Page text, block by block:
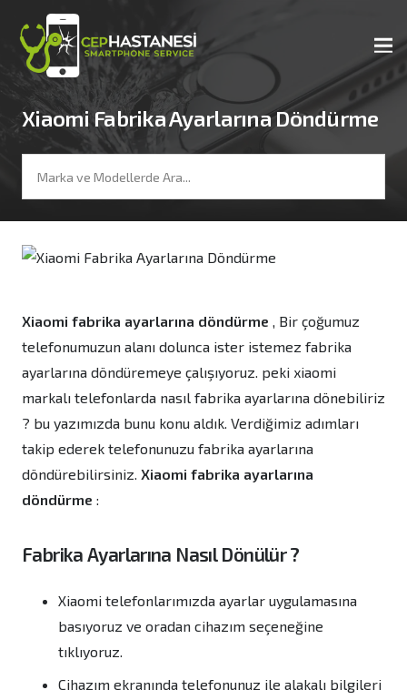
Xiaomi Fabrika Ayarlarına Döndürme
Xiaomi fabrika ayarlarına döndürme , Bir çoğumuz
telefonumuzun alanı dolunca ister istemez fabrika
ayarlarına döndüremeye çalışıyoruz. peki xiaomi
markalı telefonlarda nasıl fabrika ayarlarına dönebiliriz
? bu yazımızda bunu konu aldık. Verdiğimiz adımları
takip ederek telefonunuzu fabrika ayarlarına
döndürebilirsiniz. Xiaomi fabrika ayarlarına
döndürme :
Fabrika Ayarlarına Nasıl Dönülür ?
Xiaomi telefonlarımızda ayarlar uygulamasına
basıyoruz ve oradan cihazım seçeneğine
tıklıyoruz.
Cihazım ekranında telefonunuz ile alakalı bilgileri